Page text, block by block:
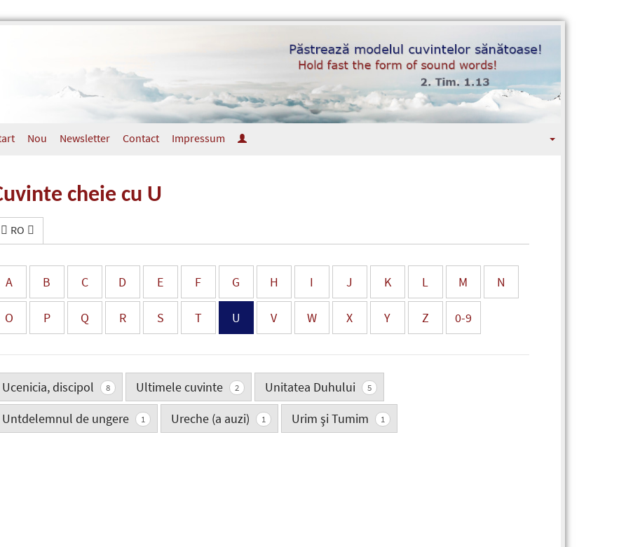
Nou Newsletter Contact Impressum
cheie cu U
RO
A B C D E F G H I J K L M N
O P Q R S T U V W X Y Z 0-9
Ucenicia, discipol 8 Ultimele cuvinte 2 Unitatea Duhului 5
Untdelemnul de ungere 1 Ureche (a auzi) 1 Urim şi Tumim 1